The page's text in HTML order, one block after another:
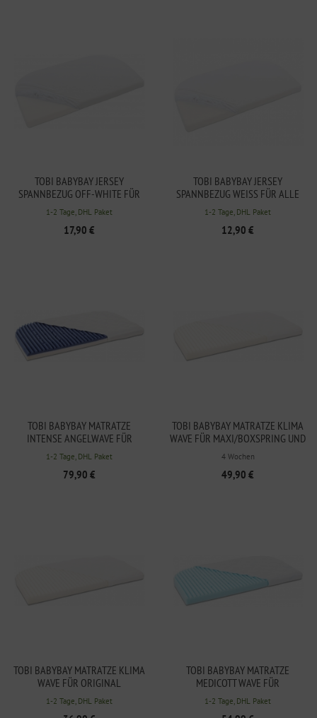
TOBI BABYBAY JERSEY
SPANNBEZUG OFF-WHITE FÜR
ALLE MODELLE AUSSER O
RIGINAL
1-2 Tage, DHL Paket
17,90 €
TOBI BABYBAY JERSEY
SPANNBEZUG WEISS FÜR ALLE M
ODELLE AUSSER ORIGINAL 16
0570
1-2 Tage, DHL Paket
12,90 €
TOBI BABYBAY MATRATZE
INTENSE ANGELWAVE FÜR
MAXI/BOXSPRING UND COMFORT
PLUS
1-2 Tage, DHL Paket
79,90 €
TOBI BABYBAY MATRATZE KLIMA
WAVE FÜR MAXI/BOXSPRING UND
COMFORT PLUS
4 Wochen
49,90 €
TOBI BABYBAY MATRATZE KLIMA
WAVE FÜR ORIGINAL
1-2 Tage, DHL Paket
TOBI BABYBAY MATRATZE
MEDICOTT WAVE FÜR
MAXI/BOXSPRING UND COMFORT
PLUS
1-2 Tage, DHL Paket